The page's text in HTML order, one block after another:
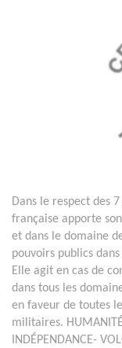
Dans le respect des
française apporte
et dans le domaine
pouvoirs publics
Elle agit en cas de
dans tous les
en faveur de toutes
militaires. HUMANITÉ
INDÉPENDANCE-